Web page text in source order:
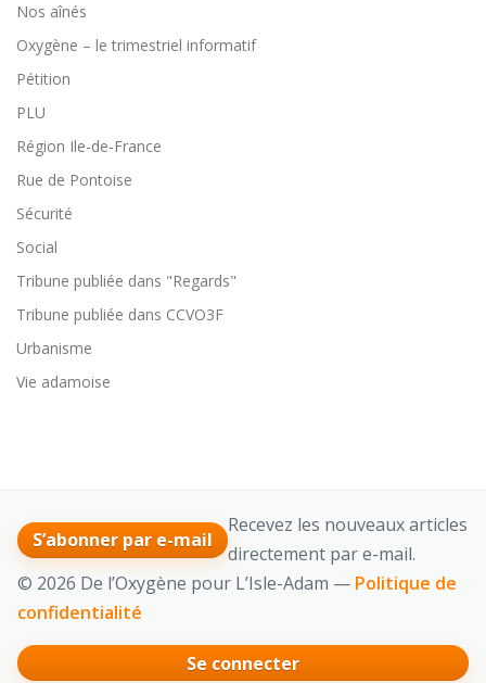
Nos aînés
Oxygène – le trimestriel informatif
Pétition
PLU
Région Ile-de-France
Rue de Pontoise
Sécurité
Social
Tribune publiée dans "Regards"
Tribune publiée dans CCVO3F
Urbanisme
Vie adamoise
S’abonner par e-mail
Recevez les nouveaux articles
directement par e-mail.
© 2026 De l’Oxygène pour L’Isle-Adam — Politique de
confidentialité
Se connecter